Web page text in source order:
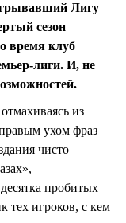
Лигу
сезон
время клуб
лиги. И, не
из
ухом фраз
чисто
пробитых
тех игроков, с кем